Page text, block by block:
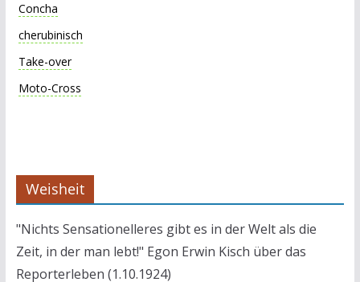
Concha
cherubinisch
Take-over
Moto-Cross
Weisheit
"Nichts Sensationelleres gibt es in der Welt als die
Zeit, in der man lebt!" Egon Erwin Kisch über das
Reporterleben (1.10.1924)